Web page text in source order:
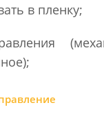
в пленку;